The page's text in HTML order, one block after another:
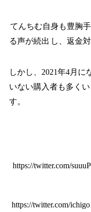
てんちむ自身も豊胸
る声が続出 し、返金
しかし、2021年4月
いない購入者も多く
す。
https://twitter.com/
https://twitter.com/